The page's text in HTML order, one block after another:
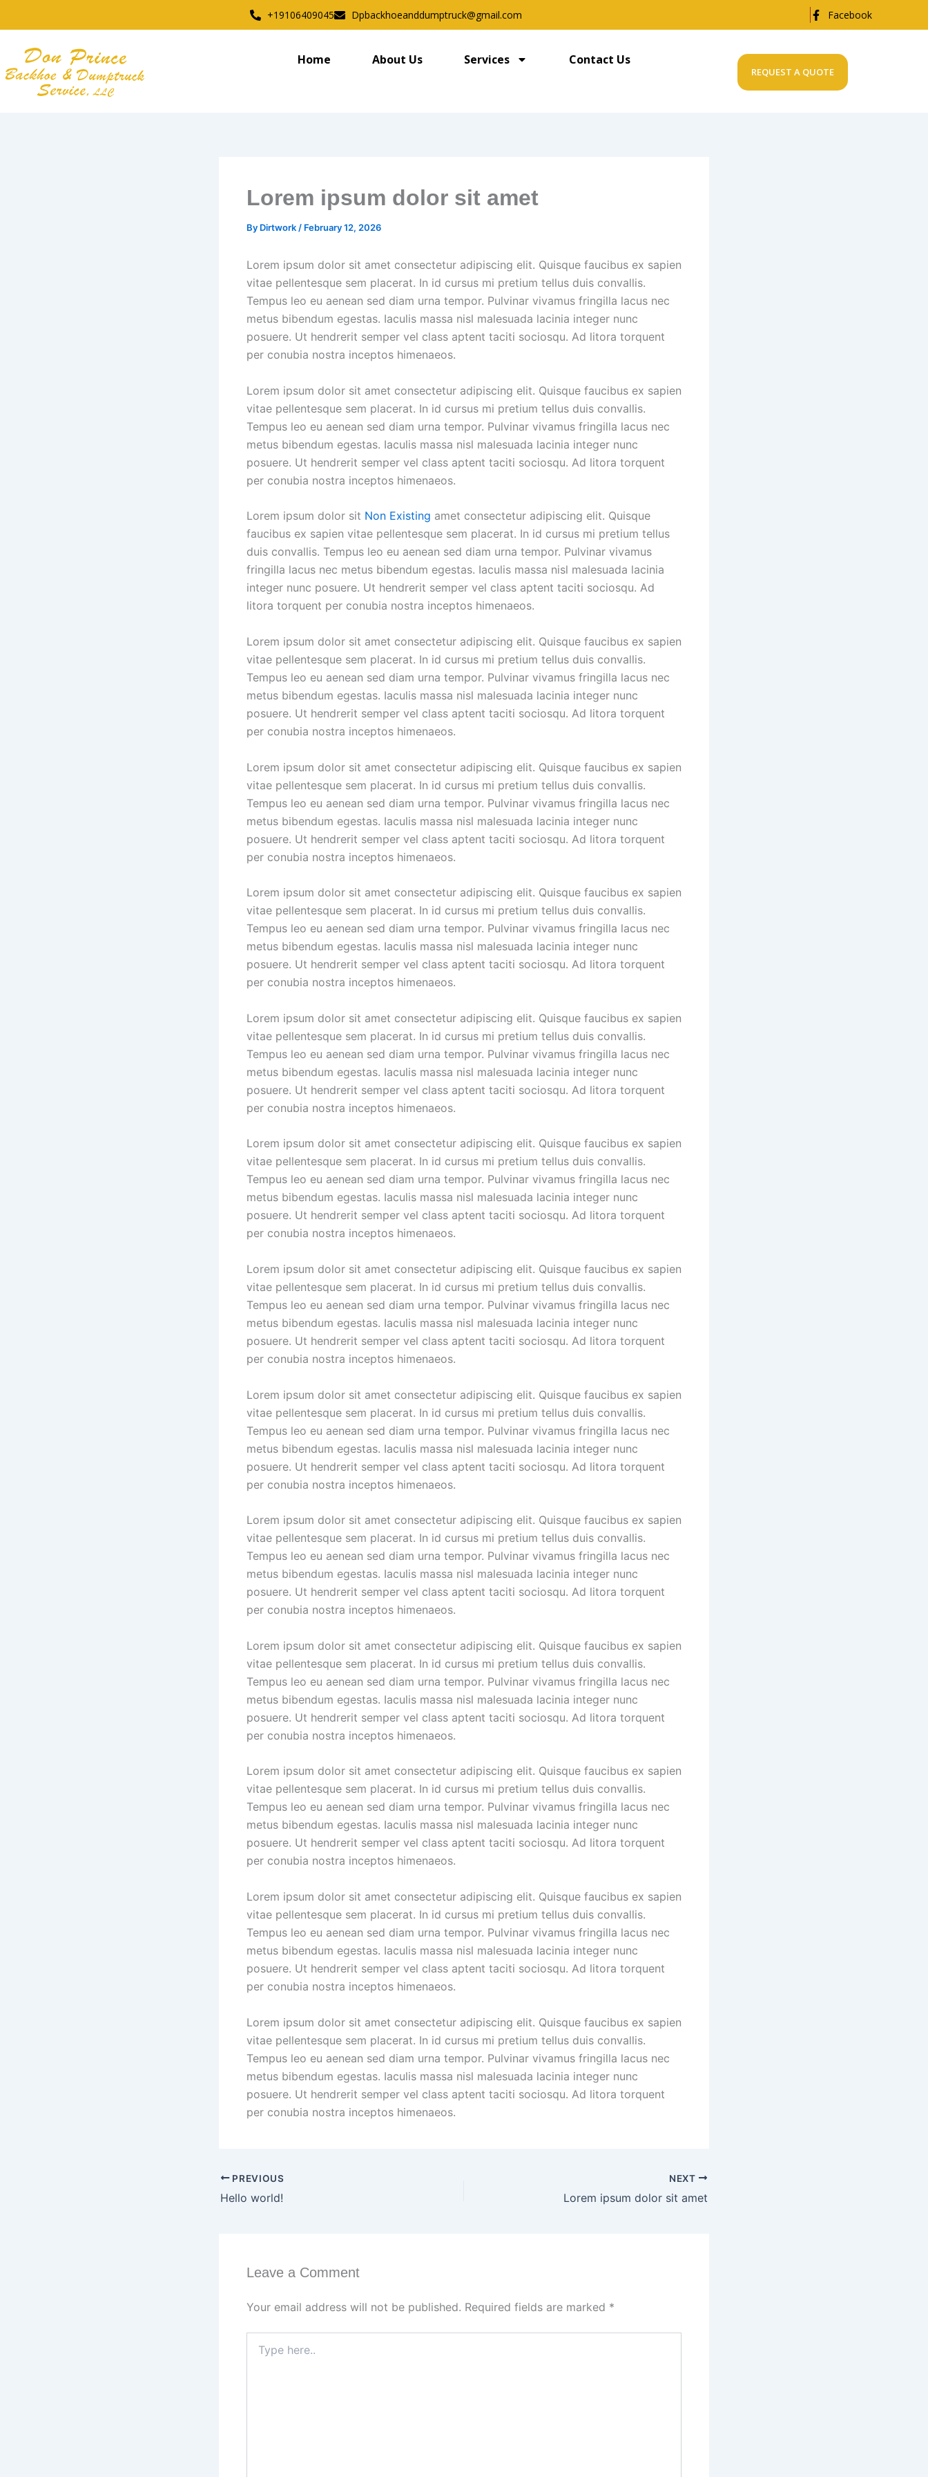
to
content
+19106409045 Dpbackhoeanddumptruck@gmail.com Facebook
Home About Us Services Contact Us
REQUEST A QUOTE
Lorem ipsum dolor sit amet
By Dirtwork/ February 12, 2026
Lorem ipsum dolor sit amet consectetur adipiscing elit. Quisque faucibus ex sapien
vitae pellentesque sem placerat. In id cursus mi pretium tellus duis convallis.
Tempus leo eu aenean sed diam urna tempor. Pulvinar vivamus fringilla lacus nec
metus bibendum egestas. Iaculis massa nisl malesuada lacinia integer nunc
posuere. Ut hendrerit semper vel class aptent taciti sociosqu. Ad litora torquent
per conubia nostra inceptos himenaeos.
Lorem ipsum dolor sit amet consectetur adipiscing elit. Quisque faucibus ex sapien
vitae pellentesque sem placerat. In id cursus mi pretium tellus duis convallis.
Tempus leo eu aenean sed diam urna tempor. Pulvinar vivamus fringilla lacus nec
metus bibendum egestas. Iaculis massa nisl malesuada lacinia integer nunc
posuere. Ut hendrerit semper vel class aptent taciti sociosqu. Ad litora torquent
per conubia nostra inceptos himenaeos.
Lorem ipsum dolor sit Non Existing amet consectetur adipiscing elit. Quisque
faucibus ex sapien vitae pellentesque sem placerat. In id cursus mi pretium tellus
duis convallis. Tempus leo eu aenean sed diam urna tempor. Pulvinar vivamus
fringilla lacus nec metus bibendum egestas. Iaculis massa nisl malesuada lacinia
integer nunc posuere. Ut hendrerit semper vel class aptent taciti sociosqu. Ad
litora torquent per conubia nostra inceptos himenaeos.
Lorem ipsum dolor sit amet consectetur adipiscing elit. Quisque faucibus ex sapien
vitae pellentesque sem placerat. In id cursus mi pretium tellus duis convallis.
Tempus leo eu aenean sed diam urna tempor. Pulvinar vivamus fringilla lacus nec
metus bibendum egestas. Iaculis massa nisl malesuada lacinia integer nunc
posuere. Ut hendrerit semper vel class aptent taciti sociosqu. Ad litora torquent
per conubia nostra inceptos himenaeos.
Lorem ipsum dolor sit amet consectetur adipiscing elit. Quisque faucibus ex sapien
vitae pellentesque sem placerat. In id cursus mi pretium tellus duis convallis.
Tempus leo eu aenean sed diam urna tempor. Pulvinar vivamus fringilla lacus nec
metus bibendum egestas. Iaculis massa nisl malesuada lacinia integer nunc
posuere. Ut hendrerit semper vel class aptent taciti sociosqu. Ad litora torquent
per conubia nostra inceptos himenaeos.
Lorem ipsum dolor sit amet consectetur adipiscing elit. Quisque faucibus ex sapien
vitae pellentesque sem placerat. In id cursus mi pretium tellus duis convallis.
Tempus leo eu aenean sed diam urna tempor. Pulvinar vivamus fringilla lacus nec
metus bibendum egestas. Iaculis massa nisl malesuada lacinia integer nunc
posuere. Ut hendrerit semper vel class aptent taciti sociosqu. Ad litora torquent
per conubia nostra inceptos himenaeos.
Lorem ipsum dolor sit amet consectetur adipiscing elit. Quisque faucibus ex sapien
vitae pellentesque sem placerat. In id cursus mi pretium tellus duis convallis.
Tempus leo eu aenean sed diam urna tempor. Pulvinar vivamus fringilla lacus nec
metus bibendum egestas. Iaculis massa nisl malesuada lacinia integer nunc
posuere. Ut hendrerit semper vel class aptent taciti sociosqu. Ad litora torquent
per conubia nostra inceptos himenaeos.
Lorem ipsum dolor sit amet consectetur adipiscing elit. Quisque faucibus ex sapien
vitae pellentesque sem placerat. In id cursus mi pretium tellus duis convallis.
Tempus leo eu aenean sed diam urna tempor. Pulvinar vivamus fringilla lacus nec
metus bibendum egestas. Iaculis massa nisl malesuada lacinia integer nunc
posuere. Ut hendrerit semper vel class aptent taciti sociosqu. Ad litora torquent
per conubia nostra inceptos himenaeos.
Lorem ipsum dolor sit amet consectetur adipiscing elit. Quisque faucibus ex sapien
vitae pellentesque sem placerat. In id cursus mi pretium tellus duis convallis.
Tempus leo eu aenean sed diam urna tempor. Pulvinar vivamus fringilla lacus nec
metus bibendum egestas. Iaculis massa nisl malesuada lacinia integer nunc
posuere. Ut hendrerit semper vel class aptent taciti sociosqu. Ad litora torquent
per conubia nostra inceptos himenaeos.
Lorem ipsum dolor sit amet consectetur adipiscing elit. Quisque faucibus ex sapien
vitae pellentesque sem placerat. In id cursus mi pretium tellus duis convallis.
Tempus leo eu aenean sed diam urna tempor. Pulvinar vivamus fringilla lacus nec
metus bibendum egestas. Iaculis massa nisl malesuada lacinia integer nunc
posuere. Ut hendrerit semper vel class aptent taciti sociosqu. Ad litora torquent
per conubia nostra inceptos himenaeos.
Lorem ipsum dolor sit amet consectetur adipiscing elit. Quisque faucibus ex sapien
vitae pellentesque sem placerat. In id cursus mi pretium tellus duis convallis.
Tempus leo eu aenean sed diam urna tempor. Pulvinar vivamus fringilla lacus nec
metus bibendum egestas. Iaculis massa nisl malesuada lacinia integer nunc
posuere. Ut hendrerit semper vel class aptent taciti sociosqu. Ad litora torquent
per conubia nostra inceptos himenaeos.
Lorem ipsum dolor sit amet consectetur adipiscing elit. Quisque faucibus ex sapien
vitae pellentesque sem placerat. In id cursus mi pretium tellus duis convallis.
Tempus leo eu aenean sed diam urna tempor. Pulvinar vivamus fringilla lacus nec
metus bibendum egestas. Iaculis massa nisl malesuada lacinia integer nunc
posuere. Ut hendrerit semper vel class aptent taciti sociosqu. Ad litora torquent
per conubia nostra inceptos himenaeos.
Lorem ipsum dolor sit amet consectetur adipiscing elit. Quisque faucibus ex sapien
vitae pellentesque sem placerat. In id cursus mi pretium tellus duis convallis.
Tempus leo eu aenean sed diam urna tempor. Pulvinar vivamus fringilla lacus nec
metus bibendum egestas. Iaculis massa nisl malesuada lacinia integer nunc
posuere. Ut hendrerit semper vel class aptent taciti sociosqu. Ad litora torquent
per conubia nostra inceptos himenaeos.
Lorem ipsum dolor sit amet consectetur adipiscing elit. Quisque faucibus ex sapien
vitae pellentesque sem placerat. In id cursus mi pretium tellus duis convallis.
Tempus leo eu aenean sed diam urna tempor. Pulvinar vivamus fringilla lacus nec
metus bibendum egestas. Iaculis massa nisl malesuada lacinia integer nunc
posuere. Ut hendrerit semper vel class aptent taciti sociosqu. Ad litora torquent
per conubia nostra inceptos himenaeos.
Lorem ipsum dolor sit amet consectetur adipiscing elit. Quisque faucibus ex sapien
vitae pellentesque sem placerat. In id cursus mi pretium tellus duis convallis.
Tempus leo eu aenean sed diam urna tempor. Pulvinar vivamus fringilla lacus nec
metus bibendum egestas. Iaculis massa nisl malesuada lacinia integer nunc
posuere. Ut hendrerit semper vel class aptent taciti sociosqu. Ad litora torquent
per conubia nostra inceptos himenaeos.
PREVIOUS
Hello world!
NEXT
Lorem ipsum dolor sit amet
Leave a Comment
Your email address will not be published. Required fields are marked *
here..